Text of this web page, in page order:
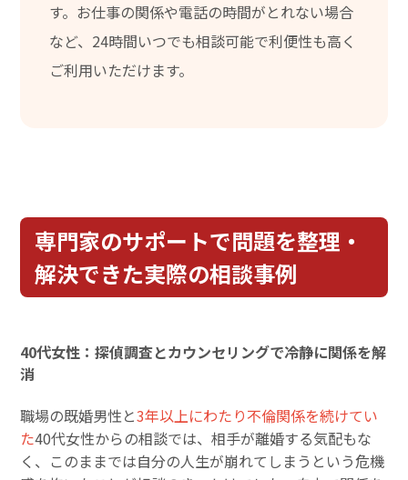
す。お仕事の関係や電話の時間がとれない場合
など、24時間いつでも相談可能で利便性も高く
ご利用いただけます。
専門家のサポートで問題を整理・
解決できた実際の相談事例
40代女性：探偵調査とカウンセリングで冷静に関係を解
消
職場の既婚男性と3年以上にわたり不倫関係を続けてい
た40代女性からの相談では、相手が離婚する気配もな
く、このままでは自分の人生が崩れてしまうという危機